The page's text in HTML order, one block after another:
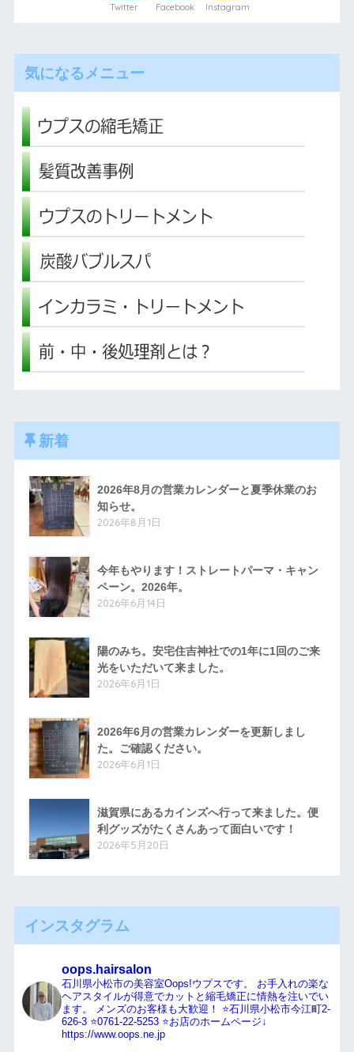
Twitter Facebook Instagram
気になるメニュー
新着
2026年8月の営業カレンダーと夏季休業のお
知らせ。
2026年8月1日
今年もやります！ストレートパーマ・キャン
ペーン。2026年。
2026年6月14日
陽のみち。安宅住吉神社での1年に1回のご来
光をいただいて来ました。
2026年6月1日
2026年6月の営業カレンダーを更新しまし
た。ご確認ください。
2026年6月1日
滋賀県にあるカインズへ行って来ました。便
利グッズがたくさんあって面白いです！
2026年5月20日
インスタグラム
oops.hairsalon
石川県小松市の美容室Oops!ウプスです。
お手入れの楽な
ヘアスタイルが得意でカットと縮毛矯正に情熱を注いでい
ます。
メンズのお客様も大歓迎！
⭐️石川県小松市今江町2-
626-3⭐️0761-22-5253⭐️お店のホームページ↓
https://www.oops.ne.jp